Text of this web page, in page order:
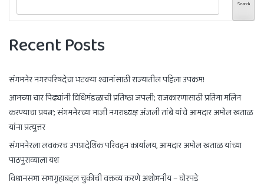
Search
Recent Posts
संगमनेर नगरपरिषदेचा भटक्या श्वानांसाठी राज्यातील पहिला उपक्रम!
आमच्या चार पिढ्यांनी विधिमंडळाची प्रतिष्ठा जपली; राजकारणासाठी प्रतिमा मलिन
करण्याचा प्रयत्न’; संगमनेरच्या माजी नगराध्यक्ष अंजली तांबे यांचे आमदार अमोल खताळ
यांना प्रत्युत्तर
संगमनेरला लवकरच उपप्रादेशिक परिवहन कार्यालय, आमदार अमोल खताळ यांच्या
पाठपुराव्याला यश
विधानसभा सभागृहाबद्दल चुकीची वक्तव्य करणे अशोभनीय – घोरपडे